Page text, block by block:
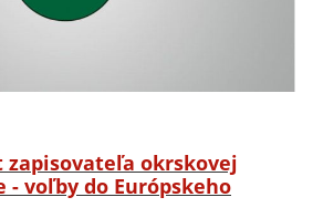
zapisovateľa okrskovej
voľby do Európskeho